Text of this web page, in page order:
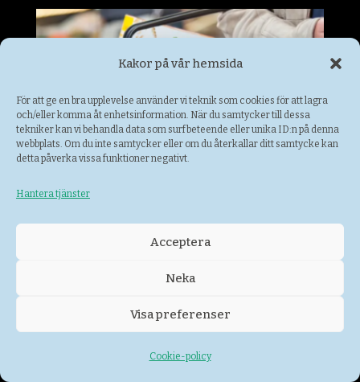
Kakor på vår hemsida
För att ge en bra upplevelse använder vi teknik som cookies för att lagra
och/eller komma åt enhetsinformation. När du samtycker till dessa
tekniker kan vi behandla data som surfbeteende eller unika ID:n på denna
webbplats. Om du inte samtycker eller om du återkallar ditt samtycke kan
detta påverka vissa funktioner negativt.
Hantera tjänster
Acceptera
Neka
Visa preferenser
Cookie-policy
ICA NÄRA Haga